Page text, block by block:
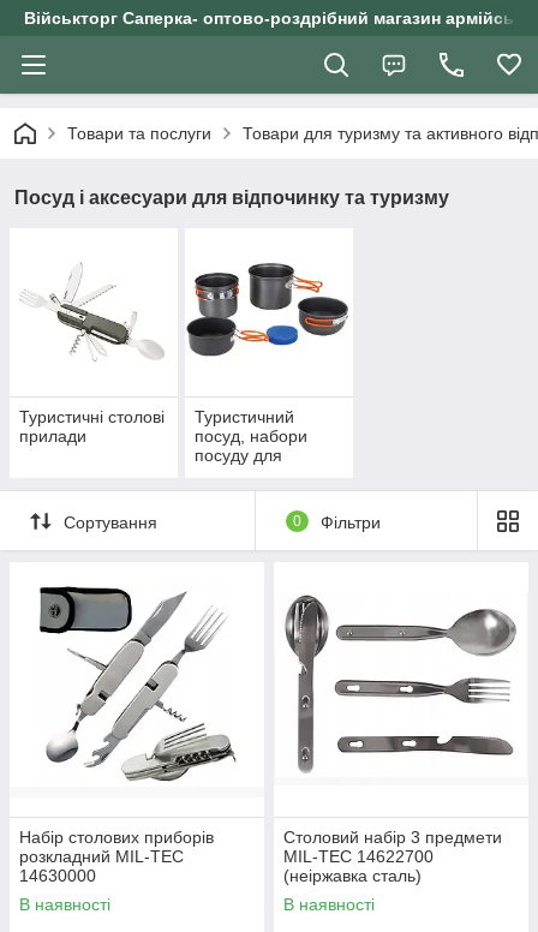
Військторг Саперка- оптово-роздрібний магазин
Товари та послуги Товари для туризму та активного
Посуд і аксесуари для відпочинку та туризму
Туристичні столові
прилади
Туристичний
посуд, набори
посуду для
Сортування 0 Фільтри
Набір столових приборів
розкладний MIL-TEC
14630000
В наявності
Столовий набір 3 предмети
MIL-TEC 14622700
(неіржавка сталь)
В наявності